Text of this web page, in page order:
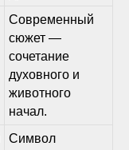
Современный
сюжет —
сочетание
духовного и
животного
начал.
Символ